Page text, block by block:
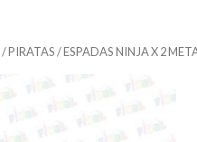
/PIRATAS/ ESPADAS NINJA X 2